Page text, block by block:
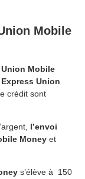
Mobile
Mobile
Express Union
crédit sont
l’envoi
Money et
s’élève à 150